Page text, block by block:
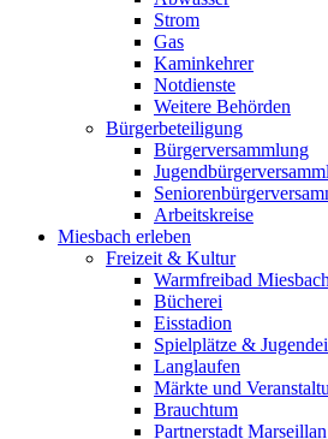
Strom
Gas
Kaminkehrer
Notdienste
Weitere Behörden
Bürgerbeteiligung
Bürgerversammlung
Arbeitskreise
Miesbach erleben
Freizeit & Kultur
Warmfreibad Miesbach
Bücherei
Eisstadion
Spielplätze &
Langlaufen
Märkte und
Brauchtum
Partnerstadt Marseillan